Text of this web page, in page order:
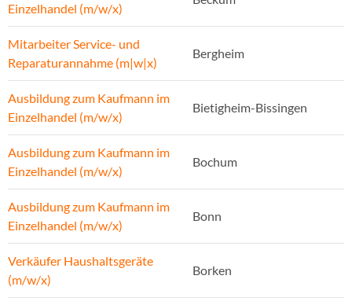
Einzelhandel (m/w/x)
Mitarbeiter Service- und
Reparaturannahme (m|w|x)
Bergheim
Ausbildung zum Kaufmann im
Einzelhandel (m/w/x)
Bietigheim-Bissingen
Ausbildung zum Kaufmann im
Einzelhandel (m/w/x)
Bochum
Ausbildung zum Kaufmann im
Einzelhandel (m/w/x)
Bonn
Verkäufer Haushaltsgeräte
(m/w/x)
Borken